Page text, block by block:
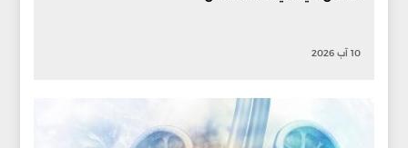
10 آب 2026